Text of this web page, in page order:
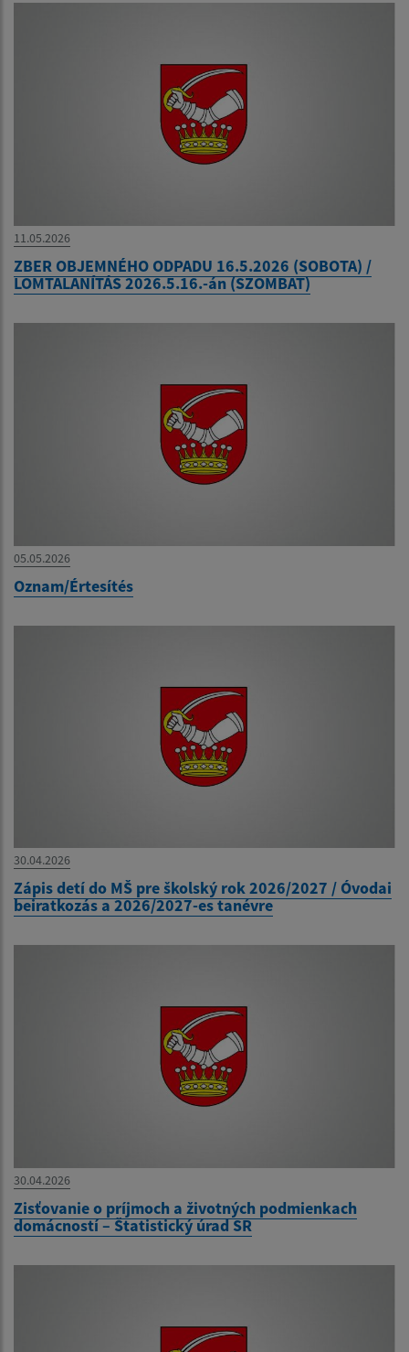
11.05.2026
ZBER OBJEMNÉHO ODPADU 16.5.2026 (SOBOTA) /
LOMTALANÍTÁS 2026.5.16.-án (SZOMBAT)
05.05.2026
Oznam/Értesítés
30.04.2026
Zápis detí do MŠ pre školský rok 2026/2027 / Óvodai
beiratkozás a 2026/2027-es tanévre
30.04.2026
Zisťovanie o príjmoch a životných podmienkach
domácností – Štatistický úrad SR